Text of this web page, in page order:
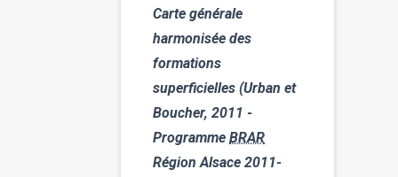
Carte générale
harmonisée des
formations
superficielles (Urban et
Boucher, 2011 -
ProgrammeBRAR
Région Alsace 2011-